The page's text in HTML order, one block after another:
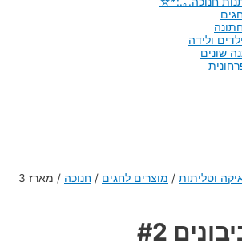
ולידה
שונים
וטליתות / מוצרים לחגים / חנוכה /
מארז 3